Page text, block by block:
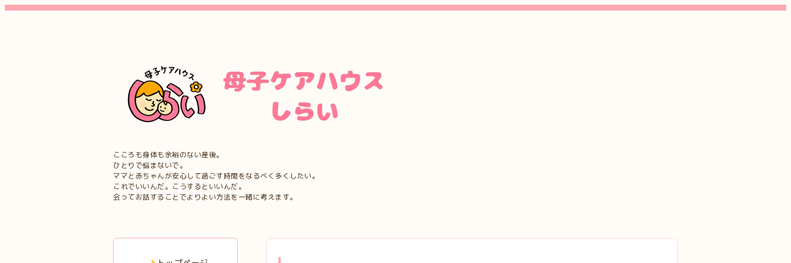
こころも身体も余裕のない産後。
ひとりで悩まないで。
ママと赤ちゃんが安心して過ごす時間をなるべく多くしたい。
これでいいんだ。こうするといいんだ。
会ってお話することでよりよい方法を一緒に考えます。